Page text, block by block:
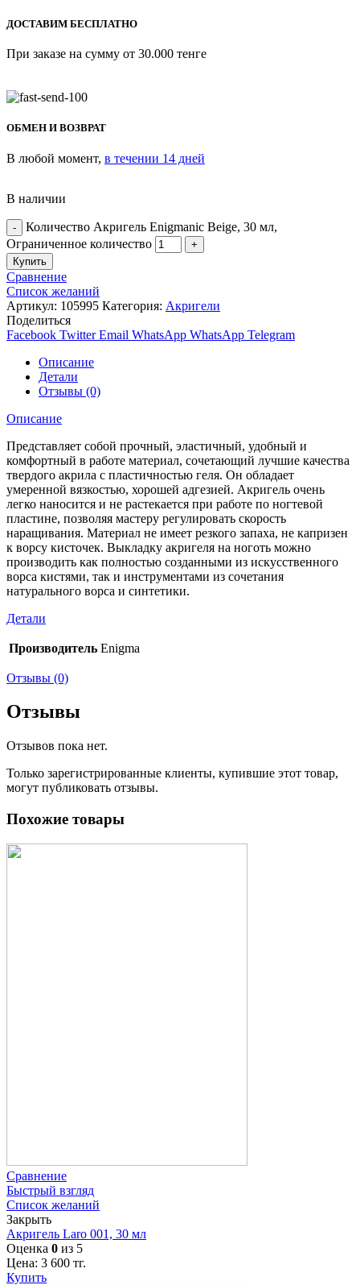
ДОСТАВИМ БЕСПЛАТНО
При заказе на сумму от 30.000 тенге
ОБМЕН И ВОЗВРАТ
В любой момент, в течении 14 дней
В наличии
Количество Акригель Enigmanic Beige, 30 мл,
Ограниченное количество
Купить
Сравнение
Список желаний
Артикул: 105995 Категория: Акригели
Поделиться
Facebook Twitter Email WhatsApp WhatsApp Telegram
Описание
Детали
Отзывы (0)
Описание
Представляет собой прочный, эластичный, удобный и
комфортный в работе материал, сочетающий лучшие качества
твердого акрила с пластичностью геля. Он обладает
умеренной вязкостью, хорошей адгезией. Акригель очень
легко наносится и не растекается при работе по ногтевой
пластине, позволяя мастеру регулировать скорость
наращивания. Материал не имеет резкого запаха, не капризен
к ворсу кисточек. Выкладку акригеля на ноготь можно
производить как полностью созданными из искусственного
ворса кистями, так и инструментами из сочетания
натурального ворса и синтетики.
Детали
Производитель Enigma
Отзывы (0)
Отзывы
Отзывов пока нет.
Только зарегистрированные клиенты, купившие этот товар,
могут публиковать отзывы.
Похожие товары
Сравнение
Быстрый взгляд
Список желаний
Закрыть
Акригель Laro 001, 30 мл
Оценка 0 из 5
Цена: 3 600 тг.
Купить